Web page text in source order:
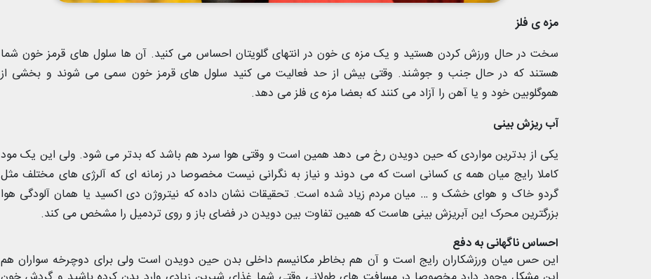
مزه ی فلز
سخت در حال ورزش کردن هستید و یک مزه ی خون در انتهای گلویتان احساس می کنید. آن ها سلول های قرمز خون شما
هستند که در حال جنب و جوشند. وقتی بیش از حد فعالیت می کنید سلول های قرمز خون سمی می شوند و بخشی از
هموگلوبین خود و یا آهن را آزاد می کنند که بعضا مزه ی فلز می دهد.
آب ریزش بینی
یکی از بدترین مواردی که حین دویدن رخ می دهد همین است و وقتی هوا سرد هم باشد که بدتر می شود. ولی این یک مود
کاملا رایج میان همه ی کسانی است که می دوند و نیاز به نگرانی نیست مخصوصا در زمانه ای که آلرژی های مختلف مثل
گردو خاک و هوای خشک و … میان مردم زیاد شده است. تحقیقات نشان داده که نیتروژن دی اکسید یا همان آلودگی هوا
بزرگترین محرک این آبریزش بینی هاست که همین تفاوت بین دویدن در فضای باز و روی تردمیل را مشخص می کند.
احساس ناگهانی به دفع
این حس میان ورزشکاران رایج است و آن هم بخاطر مکانیسم داخلی بدن حین دویدن است ولی برای دوچرخه سواران هم